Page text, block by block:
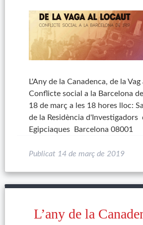
L'Any de la Canadenca, de la
Conflicte social a la Barcelona
18 de març a les 18 hores lloc:
de la Residència d'Investigadors
Egipciaques Barcelona 08001
Publicat 14 de març de 2019
L’any de la